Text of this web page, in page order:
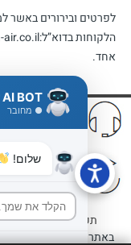
לפרטים ובירורים באשר
אחד.
שירות
תמיכה ושירות
לא אהבתם?
החזר כספי לפי
תקנון האתר|
באתר החברה ניתנת
BOT
● מחובר
שלום!